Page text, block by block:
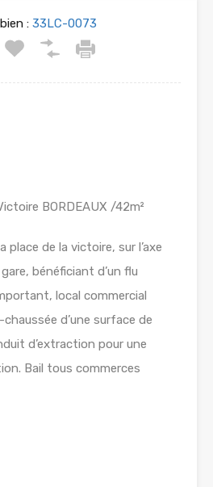
: 33LC-0073
BORDEAUX /42m²
place de la victoire, sur l’axe
bénéficiant d’un flu
local commercial
d’une surface de
d’extraction pour une
Bail tous commerces